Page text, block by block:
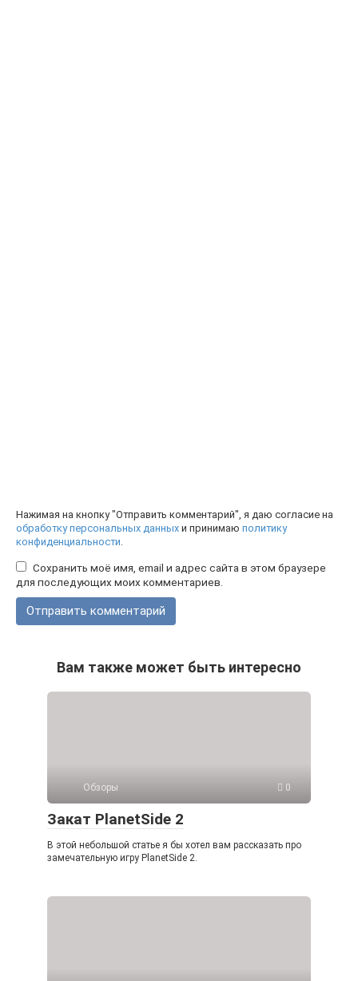
Нажимая на кнопку "Отправить комментарий", я даю согласие на
обработку персональных данных и принимаю политику
конфиденциальности.
Сохранить моё имя, email и адрес сайта в этом браузере
для последующих моих комментариев.
Вам также может быть интересно
Обзоры 0
Закат PlanetSide 2
В этой небольшой статье я бы хотел вам рассказать про
замечательную игру PlanetSide 2.